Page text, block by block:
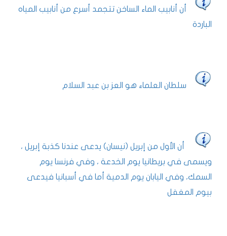
أن أنابيب الماء الساخن تتجمد أسرع من أنابيب المياه
الباردة
سلطان العلماء هو العز بن عبد السلام
أن الأول من إبريل (نيسان) يدعى عندنا كذبة إبريل ،
ويسمى في بريطانيا يوم الخدعة ، وفي فرنسا يوم
السمك، وفي اليابان يوم الدمية أما في أسبانيا فيدعى
بيوم المغفل